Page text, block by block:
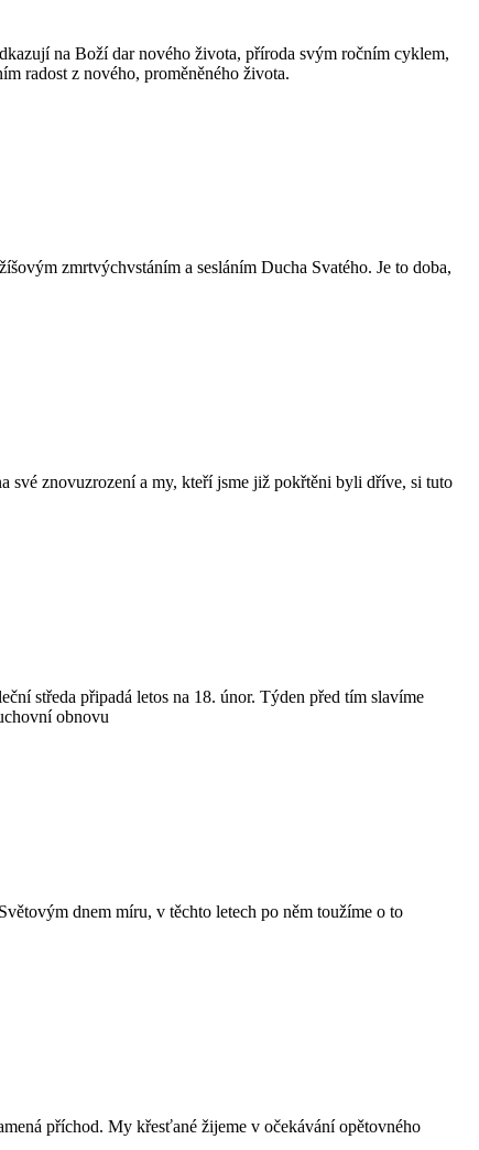
na Boží dar nového života, příroda svým ročním cyklem,
radost z nového, proměněného života.
zmrtvýchvstáním a sesláním Ducha Svatého. Je to doba,
své znovuzrození a my, kteří jsme již pokřtěni byli dříve, si tuto
středa připadá letos na 18. únor. Týden před tím slavíme
obnovu
dnem míru, v těchto letech po něm toužíme o to
příchod. My křesťané žijeme v očekávání opětovného